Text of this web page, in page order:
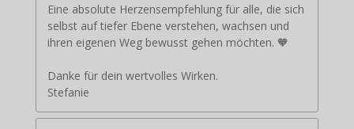
Eine absolute Herzensempfehlung für alle, die sich
selbst auf tiefer Ebene verstehen, wachsen und
ihren eigenen Weg bewusst gehen möchten. 🧡
Danke für dein wertvolles Wirken.
Stefanie